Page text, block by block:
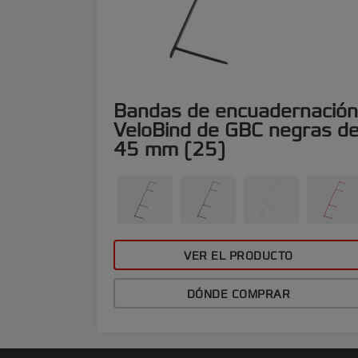
Bandas de encuadernación
VeloBind de GBC negras
45 mm (25)
VER EL PRODUCTO
DÓNDE COMPRAR